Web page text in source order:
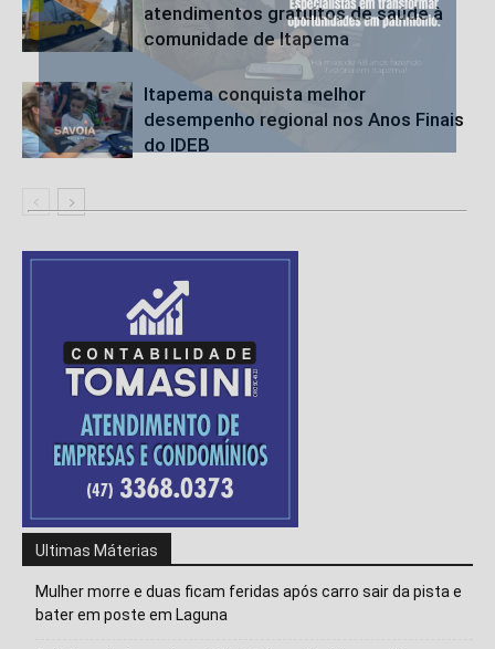
atendimentos gratuitos de saúde à
comunidade de Itapema
Itapema conquista melhor
desempenho regional nos Anos Finais
do IDEB
Ultimas Máterias
Mulher morre e duas ficam feridas após carro sair da pista e
bater em poste em Laguna